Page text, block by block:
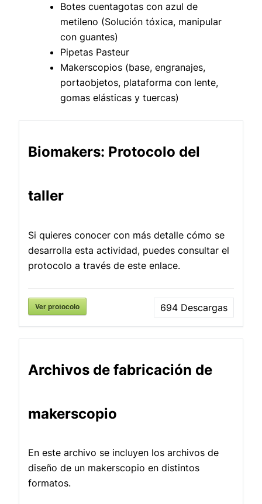
Botes cuentagotas con azul de
metileno (Solución tóxica, manipular
con guantes)
Pipetas Pasteur
Makerscopios (base, engranajes,
portaobjetos, plataforma con lente,
gomas elásticas y tuercas)
Biomakers: Protocolo del
taller
Si quieres conocer con más detalle cómo se
desarrolla esta actividad, puedes consultar el
protocolo a través de este enlace.
Ver protocolo 694 Descargas
Archivos de fabricación de
makerscopio
En este archivo se incluyen los archivos de
diseño de un makerscopio en distintos
formatos.